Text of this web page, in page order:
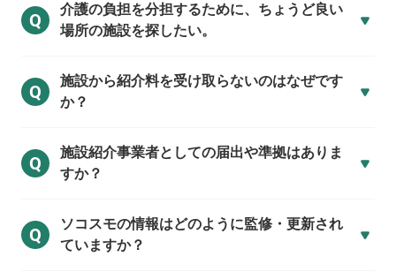
Q
介護の負担を分担するために、ちょうど良い
場所の施設を探したい。
Q
施設から紹介料を受け取らないのはなぜです
か？
Q
施設紹介事業者としての届出や準拠はありま
すか？
Q
ソコスモの情報はどのように監修・更新され
ていますか？